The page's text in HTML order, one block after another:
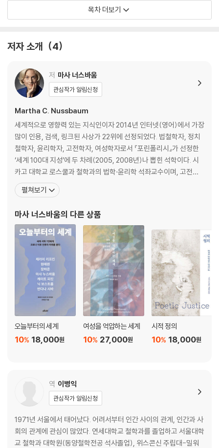
2장 아이스퀼로스와 실천적 갈등
3장 『안티고네』: 갈등, 시야, 그리고 단순화
2부 플라톤: 연약성 없는 선?
서론
4장 『프로타고라스』: 실천적 추론의 과학
막간1장 플라톤의 반(反)비극 희곡
5장 『국가』: 참된 가치와 완전함에서 바라본 관점
6장 알키비아데스의 연설: 『향연』 읽기
7장 ‘이 이야기는 사실이 아니네’: 『파이드로스』에서의 광기, 이성, 변설
3부 아리스토텔레스: 좋은 삶의 연약성
8장 아리스토텔레스의 현상 개념 구하기
10장 비과학적 숙고
11장 좋은 삶의 취약성: 활동과 재난
12장 좋은 삶의 취약성: 관계적 좋음3부의 부록 인간과 신
막간 2장 운과 비극적 감정
에필로그 비극
13장 관습의 배신: 에우리피데스의 『헤카베』 읽기
옮긴이 해제
목차 더보기
저자 소개 4
저 마사 너스바움
관심작가 알림신청
Martha C. Nussbaum
세계적으로 영향력 있는 지식인이자 2014년 인터넷(영어)에서 가장
많이 인용, 검색, 링크된 사상가 22위에 선정되었다. 법철학자, 정치
철학자, 윤리학자, 고전학자, 여성학자로서 『포린폴리시』가 선정한
‘세계 100대 지성’에 두 차례(2005, 2008년)나 뽑힌 석학이다. 시
카고 대학교 로스쿨과 철학과의 법학·윤리학 석좌교수이며, 고전학
과, 신학과, 정치학과에도 소속된 교수다. 미국철학회 회장을 역임했
고, 비교헌법센터를 설립하였으며 인권프로그램 위원이었다. 유엔대
인 아마르티아 센과 함께 UN인간개발지수(HDI)를
펼쳐보기
마사 너스바움의 다른 상품
오늘부터의 세계
18,000원
10%
여성을 억압하는 세계
27,000원
10%
시적 정의
18,000원
10%
역 이병익
관심작가 알림신청
1971년 서울에서 태어났다. 어려서부터 인간 사이의 관계, 인간과 사
회의 관계에 관심이 많았다. 연세대학교 철학과를 졸업하고 서울대학
교 철학과 대학원(동양철학전공 석사졸업), 위스콘신 주립대-밀워